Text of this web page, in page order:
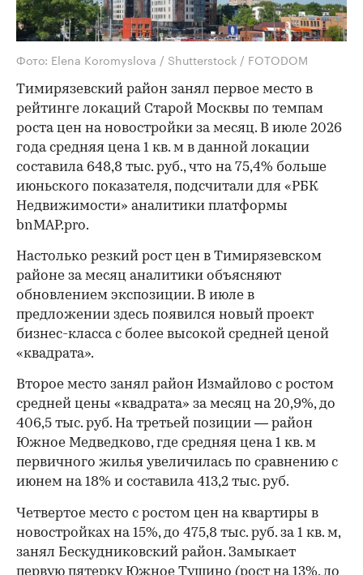
Фото: Elena Koromyslova / Shutterstock / FOTODOM
Тимирязевский район занял первое место в
рейтинге локаций Старой Москвы по темпам
роста цен на новостройки за месяц. В июле 2026
года средняя цена 1 кв. м в данной локации
составила 648,8 тыс. руб., что на 75,4% больше
июньского показателя, подсчитали для «РБК
Недвижимости» аналитики платформы
bnMAP.pro.
Настолько резкий рост цен в Тимирязевском
районе за месяц аналитики объясняют
обновлением экспозиции. В июле в
предложении здесь появился новый проект
бизнес-класса с более высокой средней ценой
«квадрата».
Второе место занял район Измайлово с ростом
средней цены «квадрата» за месяц на 20,9%, до
406,5 тыс. руб. На третьей позиции — район
Южное Медведково, где средняя цена 1 кв. м
первичного жилья увеличилась по сравнению с
июнем на 18% и составила 413,2 тыс. руб.
Четвертое место с ростом цен на квартиры в
новостройках на 15%, до 475,8 тыс. руб. за 1 кв. м,
занял Бескудниковский район. Замыкает